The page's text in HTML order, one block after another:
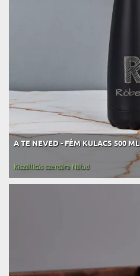
A TE NEVED - FÉM KULACS 500 ML
Kiszállítás szerdára Nálad